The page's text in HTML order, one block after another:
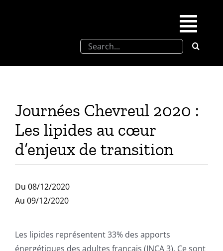
SFEL
SFEL thesis prize
Upcoming congresses
Partnerships
Publications
Search
Journées Chevreul 2020 :
Les lipides au cœur
d’enjeux de transition
Du 08/12/2020
Au 09/12/2020
Les lipides représentent 33% des apports
énergétiques des adultes français (INCA 3). Ce sont